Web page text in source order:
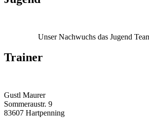
Unser Nachwuchs das Jugend
Trainer
Gustl Maurer
Sommeraustr. 9
83607 Hartpenning